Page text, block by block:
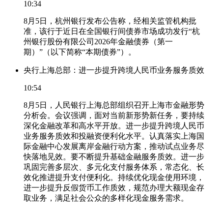
10:34
8月5日，杭州银行发布公告称，经相关监管机构批
准，该行于近日在全国银行间债券市场成功发行“杭
州银行股份有限公司2026年金融债券（第一
期）”（以下简称“本期债券”）。
央行上海总部：进一步提升跨境人民币业务服务质效
10:54
8月5日，人民银行上海总部组织召开上海市金融形势
分析会。会议强调，面对当前新形势新任务，要持续
深化金融改革和高水平开放。进一步提升跨境人民币
业务服务质效和投融资便利化水平。认真落实上海国
际金融中心发展离岸金融行动方案，推动试点业务尽
快落地见效。要不断提升基础金融服务质效。进一步
巩固完善多层次、多元化支付服务体系，常态化、长
效化推进提升支付便利化。持续优化现金使用环境，
进一步提升反假货币工作质效，规范办理大额现金存
取业务，满足社会公众的多样化现金服务需求。